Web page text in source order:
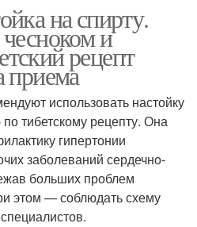
на спирту.
и
рецепт
приема
использовать настойку
тибетскому рецепту. Она
гипертонии
заболеваний сердечно-
больших проблем
этом — соблюдать схему